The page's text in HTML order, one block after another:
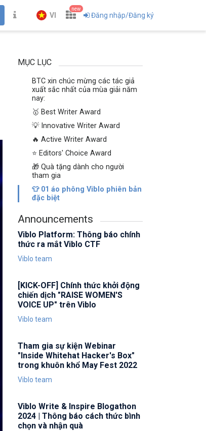
VI
new
Đăng nhập/Đăng ký
MỤC LỤC
BTC xin chúc mừng các tác giả
xuất sắc nhất của mùa giải năm
nay:
🥇 Best Writer Award
💡 Innovative Writer Award
🔥 Active Writer Award
⭐ Editors' Choice Award
🎁 Quà tặng dành cho người
tham gia
👕 01 áo phông Viblo phiên bản
đặc biệt
Announcements
Viblo Platform: Thông báo chính
thức ra mắt Viblo CTF
Viblo team
[KICK-OFF] Chính thức khởi động
chiến dịch "RAISE WOMEN'S
VOICE UP" trên Viblo
Viblo team
Tham gia sự kiện Webinar
"Inside Whitehat Hacker's Box"
trong khuôn khổ May Fest 2022
Viblo team
Viblo Write & Inspire Blogathon
2024 | Thông báo cách thức bình
chọn và nhận quà